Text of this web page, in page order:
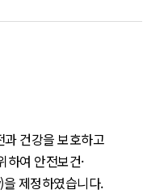
건강을 보호하고
하여 안전보건·
제정하였습니다.